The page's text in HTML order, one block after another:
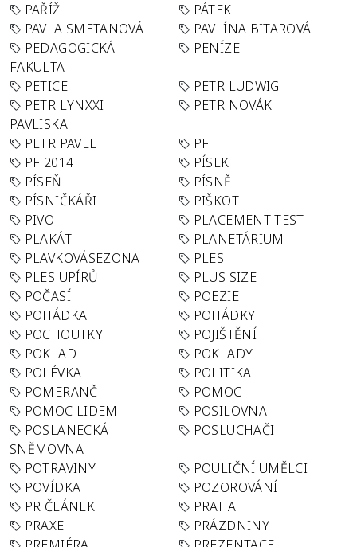
PAŘÍŽ
PÁTEK
PAVLA SMETANOVÁ
PAVLÍNA BITAROVÁ
PEDAGOGICKÁ
FAKULTA
PENÍZE
PETICE
PETR LUDWIG
PETR LYNXXI
PAVLISKA
PETR NOVÁK
PETR PAVEL
PF
PF 2014
PÍSEK
PÍSEŇ
PÍSNĚ
PÍSNIČKÁŘI
PIŠKOT
PIVO
PLACEMENT TEST
PLAKÁT
PLANETÁRIUM
PLAVKOVÁSEZONA
PLES
PLES UPÍRŮ
PLUS SIZE
POČASÍ
POEZIE
POHÁDKA
POHÁDKY
POCHOUTKY
POJIŠTĚNÍ
POKLAD
POKLADY
POLÉVKA
POLITIKA
POMERANČ
POMOC
POMOC LIDEM
POSILOVNA
POSLANECKÁ
SNĚMOVNA
POSLUCHAČI
POTRAVINY
POULIČNÍ UMĚLCI
POVÍDKA
POZOROVÁNÍ
PR ČLÁNEK
PRAHA
PRAXE
PRÁZDNINY